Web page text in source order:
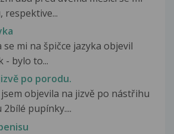
respektive...
mi na špičce jazyka objevil
- bylo to...
po porodu.
objevila na jizvě po nástřihu
pupínky....